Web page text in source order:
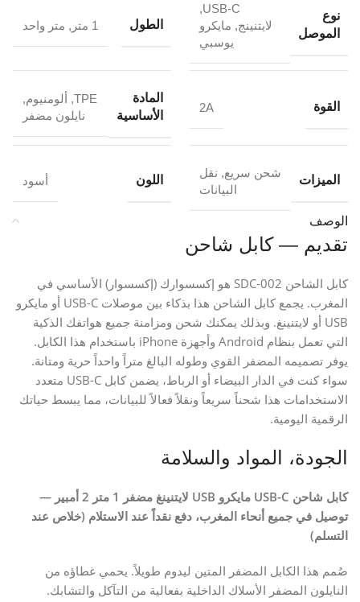
نوع
الموصل
USB-C
,
لايتنينج, مايكرو
يوسبي
الطول 1 متر , متر واحد
القوة 2A
المادة
الأساسية
TPE
, ألومنيوم,
نايلون مضفر
الميزات
شحن سريع, نقل
البيانات
اللون أسود
الوصف
تقديم — كابل شاحن
كابل الشاحن SDC-002 هو إكسسوارك (إكسسوار) الأساسي في
المغرب. يجمع كابل الشاحن هذا بذكاء بين موصلات USB-C أو مايكرو
USB أو لايتنينغ. وبذلك يمكنك شحن ومزامنة جميع هواتفك الذكية
التي تعمل بنظام Android وأجهزة iPhone باستخدام هذا الكابل.
يوفر تصميمه المضفر القوي وطوله البالغ متراً واحداً حرية ومتانة.
سواء كنت في الدار البيضاء أو الرباط، يضمن كابل USB-C متعدد
الاستخدامات هذا شحناً سريعاً ونقلاً فعالاً للبيانات، مما يبسط حياتك
الرقمية اليومية.
الجودة، المواد والسلامة
كابل شاحن USB-C مايكرو USB لايتنينغ مضفر 1 متر 2 أمبير —
توصيل في جميع أنحاء المغرب، دفع نقداً عند الاستلام (خلاص عند
التسلم)
صُمم هذا الكابل المضفر المتين ليدوم طويلاً. يحمي غطاؤه من
النايلون المضفر الأسلاك الداخلية بفعالية من التآكل والتشابك.